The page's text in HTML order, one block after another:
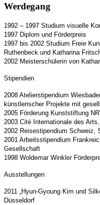
Werdegang
1992 – 1997 Studium visuelle
1997 Diplom und Förderpreis
1997 bis 2002 Studium Freie
Ruthenbeck und Katharina
2002 Meisterschülerin von
Stipendien
2008 Atelierstipendium
künstlerischer Projekte mit
2005 Förderung Kunststiftung
2003 Cité Internationale des
2002 Reisestipendium Schweiz,
2001 Arbeitsstipendium
Gesellschaft
1998 Woldemar Winkler
Ausstellungen
2011 „Hyun-Gyoung Kim und
Düsseldorf